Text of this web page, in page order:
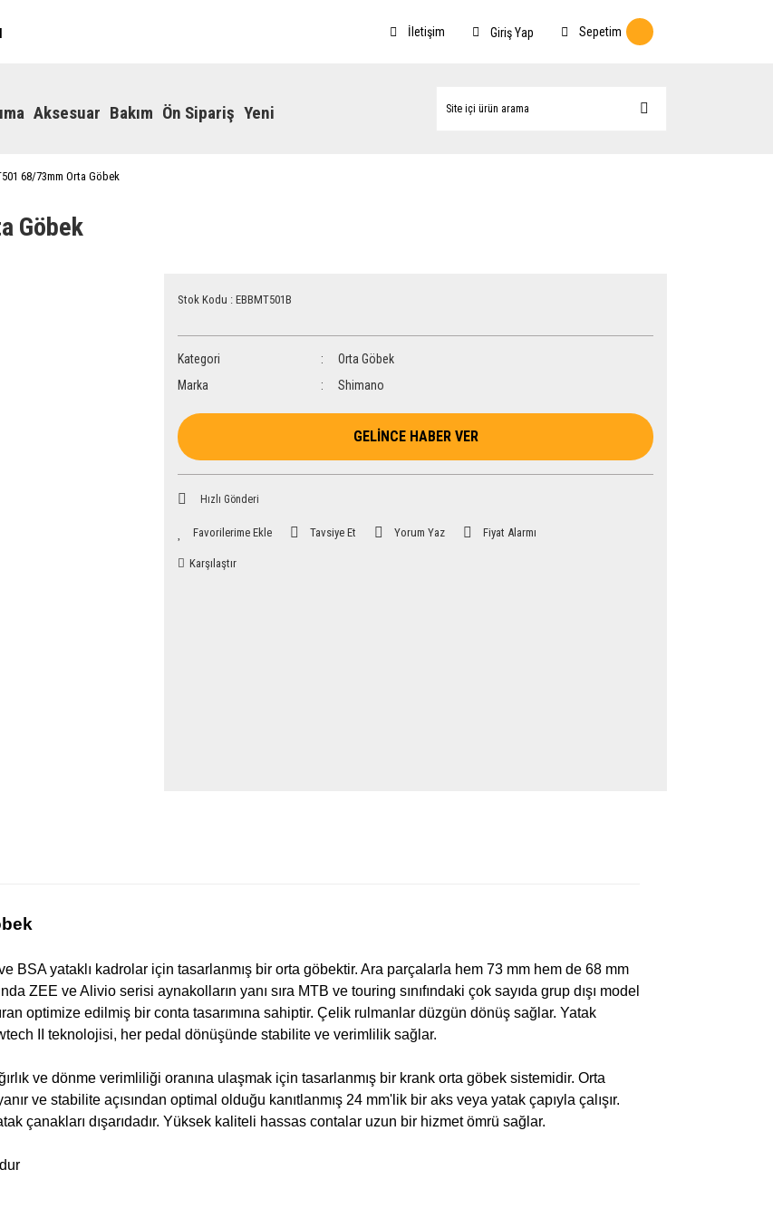
İletişim Giriş Yap Sepetim
Aksesuar Bakım Ön Sipariş Yeni
68/73mm Orta Göbek
Göbek
Stok Kodu : EBBMT501B
Kategori
Orta Göbek
Marka
Shimano
GELİNCE HABER VER
Hızlı Gönderi
Tavsiye Et Yorum Yaz Fiyat Alarmı
Karşılaştır
BSA yataklı kadrolar için tasarlanmış bir orta göbektir. Ara parçalarla hem 73 mm hem de 68 mm
ZEE ve Alivio serisi aynakolların yanı sıra MTB ve touring sınıfındaki çok sayıda grup dışı model
optimize edilmiş bir conta tasarımına sahiptir. Çelik rulmanlar düzgün dönüş sağlar. Yatak
II teknolojisi, her pedal dönüşünde stabilite ve verimlilik sağlar.
ve dönme verimliliği oranına ulaşmak için tasarlanmış bir krank orta göbek sistemidir. Orta
ve stabilite açısından optimal olduğu kanıtlanmış 24 mm'lik bir aks veya yatak çapıyla çalışır.
çanakları dışarıdadır. Yüksek kaliteli hassas contalar uzun bir hizmet ömrü sağlar.